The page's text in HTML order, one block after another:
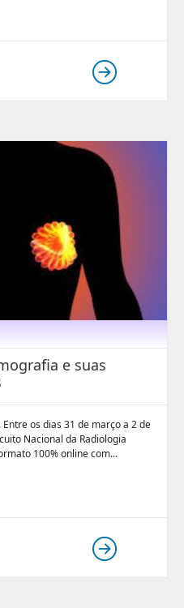
e suas
Entre os dias 31 de março a 2 de
Nacional da Radiologia
100% online com...